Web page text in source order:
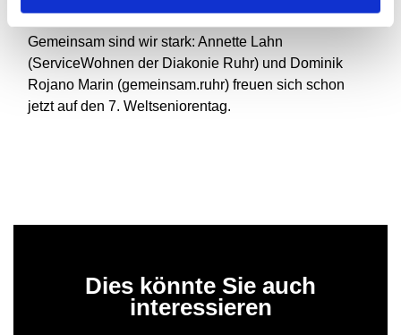
Gemeinsam sind wir stark: Annette Lahn
(ServiceWohnen der Diakonie Ruhr) und Dominik
Rojano Marin (gemeinsam.ruhr) freuen sich schon
jetzt auf den 7. Weltseniorentag.
Dies könnte Sie auch
interessieren